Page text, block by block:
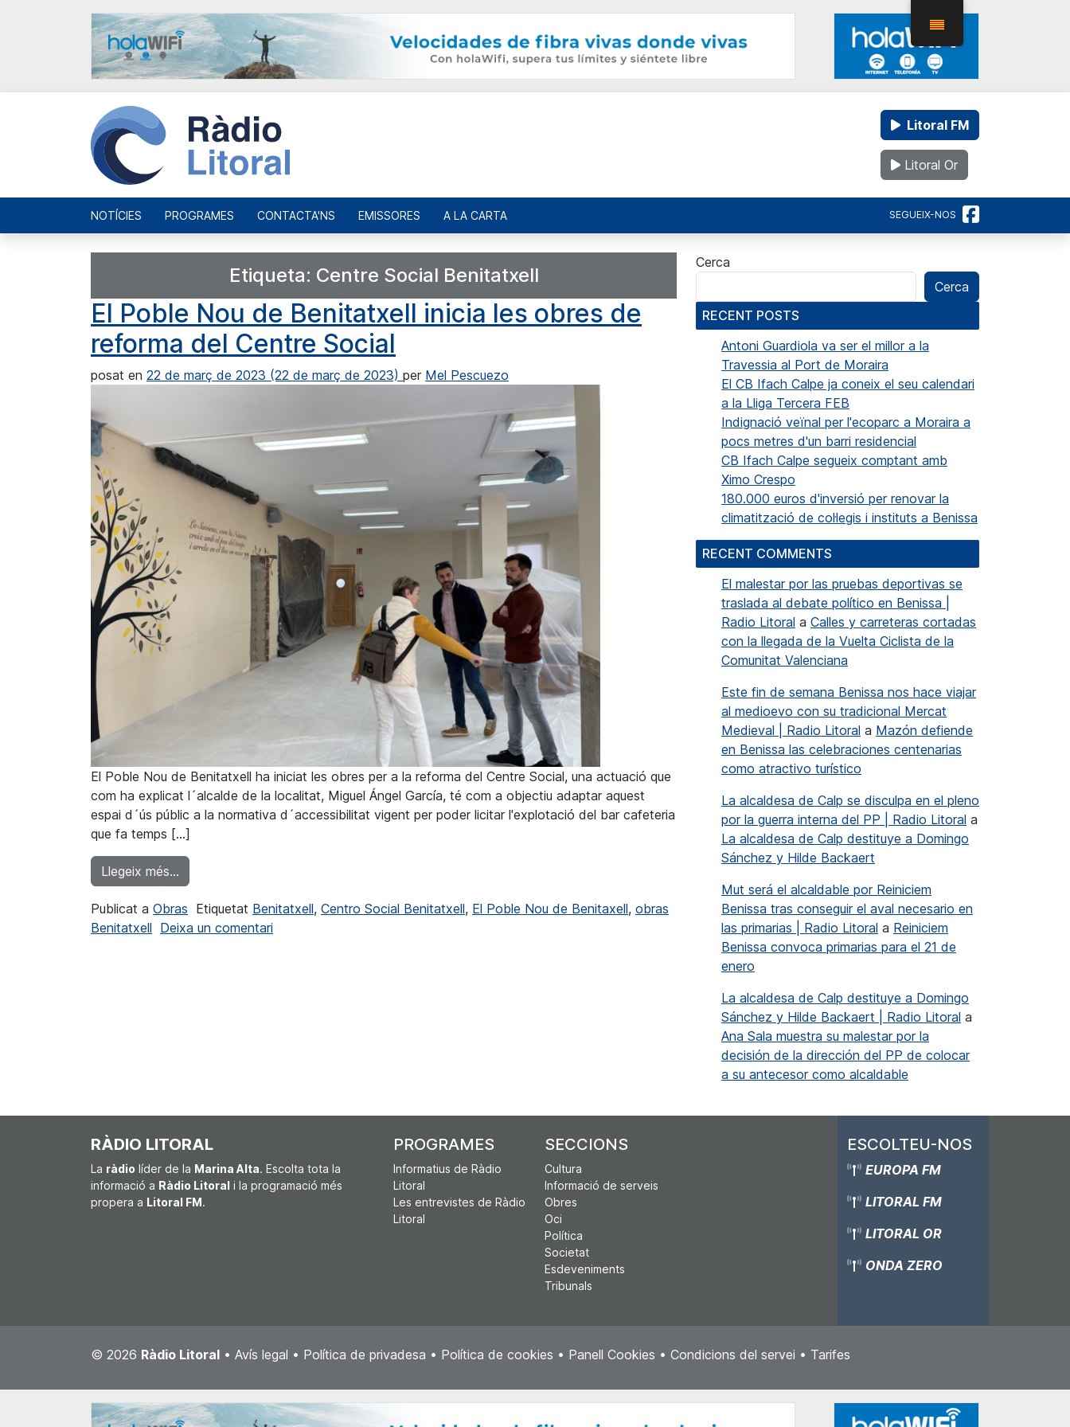
Litoral FM
Litoral Or
NOTÍCIES PROGRAMES CONTACTA'NS EMISSORES A LA CARTA SEGUEIX-NOS
Etiqueta: Centre Social Benitatxell
El Poble Nou de Benitatxell inicia les obres de
reforma del Centre Social
posat en 22 de març de 2023 (22 de març de 2023) per Mel Pescuezo
El Poble Nou de Benitatxell ha iniciat les obres per a la reforma del Centre Social, una actuació que
com ha explicat l´alcalde de la localitat, Miguel Ángel García, té com a objectiu adaptar aquest
espai d´ús públic a la normativa d´accessibilitat vigent per poder licitar l'explotació del bar cafeteria
que fa temps […]
Llegeix més…
Publicat a Obras Etiquetat Benitatxell, Centro Social Benitatxell, El Poble Nou de Benitaxell, obras
Benitatxell Deixa un comentari
Cerca
Cerca
RECENT POSTS
Antoni Guardiola va ser el millor a la
Travessia al Port de Moraira
El CB Ifach Calpe ja coneix el seu calendari
a la Lliga Tercera FEB
Indignació veïnal per l'ecoparc a Moraira a
pocs metres d'un barri residencial
CB Ifach Calpe segueix comptant amb
Ximo Crespo
180.000 euros d'inversió per renovar la
climatització de col·legis i instituts a Benissa
RECENT COMMENTS
El malestar por las pruebas deportivas se
traslada al debate político en Benissa |
Radio Litoral a Calles y carreteras cortadas
con la llegada de la Vuelta Ciclista de la
Comunitat Valenciana
Este fin de semana Benissa nos hace viajar
al medioevo con su tradicional Mercat
Medieval | Radio Litoral a Mazón defiende
en Benissa las celebraciones centenarias
como atractivo turístico
La alcaldesa de Calp se disculpa en el pleno
por la guerra interna del PP | Radio Litoral a
La alcaldesa de Calp destituye a Domingo
Sánchez y Hilde Backaert
Mut será el alcaldable por Reiniciem
Benissa tras conseguir el aval necesario en
las primarias | Radio Litoral a Reiniciem
Benissa convoca primarias para el 21 de
enero
La alcaldesa de Calp destituye a Domingo
Sánchez y Hilde Backaert | Radio Litoral a
Ana Sala muestra su malestar por la
decisión de la dirección del PP de colocar
a su antecesor como alcaldable
RÀDIO LITORAL
La ràdio líder de la Marina Alta. Escolta tota la
informació a Ràdio Litoral i la programació més
propera a Litoral FM.
PROGRAMES
Informatius de Ràdio
Litoral
Les entrevistes de Ràdio
Litoral
SECCIONS
Cultura
Informació de serveis
Obres
Oci
Política
Societat
Esdeveniments
Tribunals
ESCOLTEU-NOS
EUROPA FM
LITORAL FM
LITORAL OR
ONDA ZERO
© 2026 Ràdio Litoral • Avís legal • Política de privadesa • Política de cookies • Panell Cookies • Condicions del servei • Tarifes